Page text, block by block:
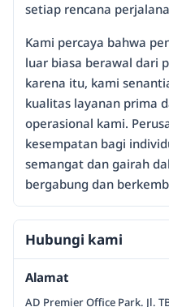
setiap rencana
Kami percaya bahwa
luar biasa berawal dari
karena itu, kami
kualitas layanan prima
operasional kami.
kesempatan bagi
semangat dan gairah
bergabung dan
Hubungi kami
Alamat
AD Premier Office Park. Jl.